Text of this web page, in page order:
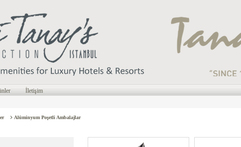
İletişim
Alüminyum Poşetli Ambalajlar